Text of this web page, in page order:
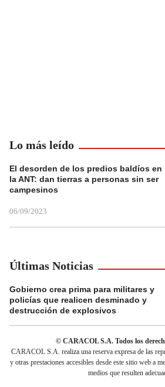
Lo más leído
El desorden de los predios baldíos en
la ANT: dan tierras a personas sin ser
campesinos
06/09/2023
Últimas Noticias
Gobierno crea prima para militares y
policías que realicen desminado y
destrucción de explosivos
© CARACOL S.A. Todos los
CARACOL S.A. realiza una reserva expresa de las
y otras prestaciones accesibles desde este sitio web a
medios que resulten